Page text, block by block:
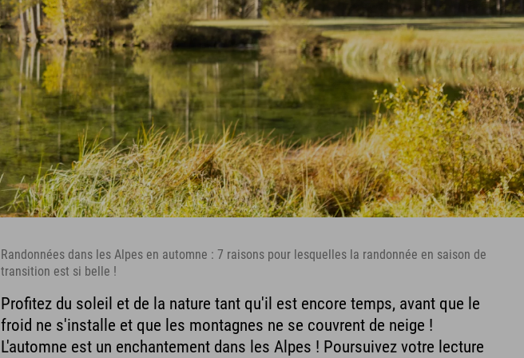
Randonnées dans les Alpes en automne : 7 raisons pour lesquelles la randonnée en saison de
transition est si belle !
Profitez du soleil et de la nature tant qu'il est encore temps, avant que le
froid ne s'installe et que les montagnes ne se couvrent de neige !
L'automne est un enchantement dans les Alpes ! Poursuivez votre lecture